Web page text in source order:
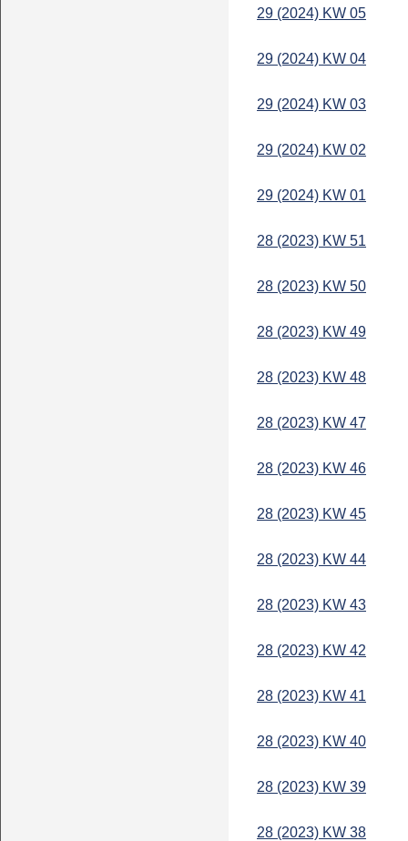
29 (2024) KW 05
29 (2024) KW 04
29 (2024) KW 03
29 (2024) KW 02
29 (2024) KW 01
28 (2023) KW 51
28 (2023) KW 50
28 (2023) KW 49
28 (2023) KW 48
28 (2023) KW 47
28 (2023) KW 46
28 (2023) KW 45
28 (2023) KW 44
28 (2023) KW 43
28 (2023) KW 42
28 (2023) KW 41
28 (2023) KW 40
28 (2023) KW 39
28 (2023) KW 38